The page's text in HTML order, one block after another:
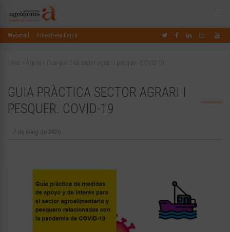
Webmail Finestreta única
Inici Àgora Guia pràctica sector agrari i pesquer. COVID-19
GUIA PRÀCTICA SECTOR AGRARI I
PESQUER. COVID-19
7 de maig de 2020